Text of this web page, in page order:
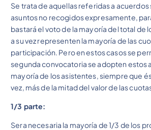
Se trata de aquellas referidas a
asuntos no recogidos expresamente,
bastará el voto de la mayoría del total de
a su vez representen la mayoría de las
participación. Pero en estos casos se
segunda convocatoria se adopten estos
mayoría de los asistentes, siempre que
vez, más de la mitad del valor de las
1/3 parte:
Sera necesaria la mayoría de 1/3 de los